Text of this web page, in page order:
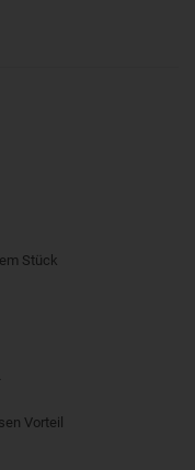
Stück
Vorteil